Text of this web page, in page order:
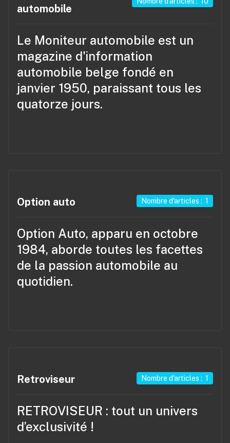
automobile
Le Moniteur automobile est un
magazine d'information
automobile belge fondé en
janvier 1950, paraissant tous les
quatorze jours.
Option auto Nombre d'articles : 1
Option Auto, apparu en octobre
1984, aborde toutes les facettes
de la passion automobile au
quotidien.
Retroviseur Nombre d'articles : 1
RETROVISEUR : tout un univers
d’exclusivité !